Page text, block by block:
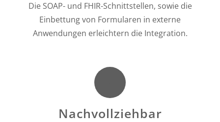
Die SOAP- und FHIR-Schnittstellen, sowie die
Einbettung von Formularen in externe
Anwendungen erleichtern die Integration.
Nachvollziehbar